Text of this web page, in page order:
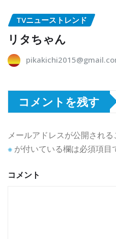
TVニューストレンド
リタちゃん
コメントを残す
メールアドレスが公開される
※ が付いている欄は必須項目
コメント